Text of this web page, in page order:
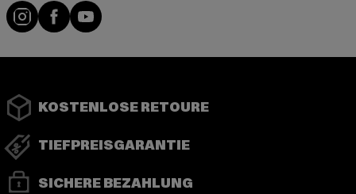
Instagram
FacebookYouTube
KOSTENLOSE RETOURE
TIEFPREISGARANTIE
SICHERE BEZAHLUNG